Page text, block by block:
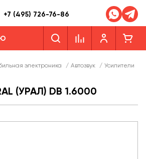
+7 (495) 726-76-86
электроника / Автозвук / Усилители
(УРАЛ) DB 1.6000